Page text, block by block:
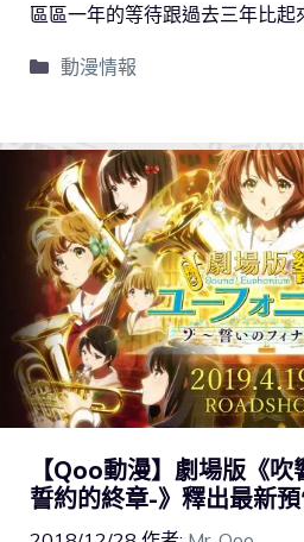
區區一年的等待跟過去三年比起
動漫情報
【Qoo動漫】劇場版《
誓約的終章-》釋出最新預